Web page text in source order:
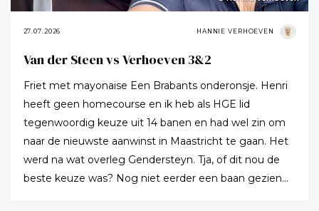
27.07.2026 HANNIE VERHOEVEN
Van der Steen vs Verhoeven 3&2
Friet met mayonaise Een Brabants onderonsje. Henri
heeft geen homecourse en ik heb als HGE lid
tegenwoordig keuze uit 14 banen en had wel zin om
naar de nieuwste aanwinst in Maastricht te gaan. Het
werd na wat overleg Gendersteyn. Tja, of dit nou de
beste keuze was? Nog niet eerder een baan gezien